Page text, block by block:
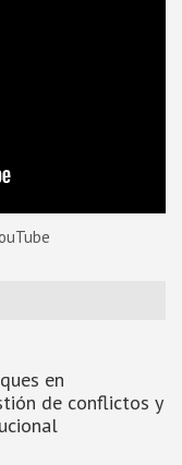
en
de conflictos y